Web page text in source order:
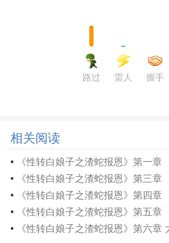
无道理，想来都是些说说书
世上哪有什么蛇妖？”
定妖要对人有情爱？一群蠢货
“你怎么骂人呀？”嫣红娘
捏起她下颌，狭长眸子闪着
娘忽然就怕了，“我、我再也
路过 雷人 握手
相关阅读
•
《性转白娘子之渣蛇报恩》第一章
•
《性转白娘子之渣蛇报恩》第三章
•
《性转白娘子之渣蛇报恩》第四章
•
《性转白娘子之渣蛇报恩》第五章
•
《性转白娘子之渣蛇报恩》第六章